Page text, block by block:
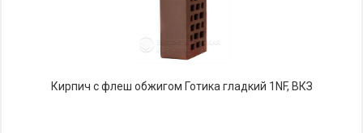
Кирпич с флеш обжигом Готика гладкий 1NF, ВКЗ